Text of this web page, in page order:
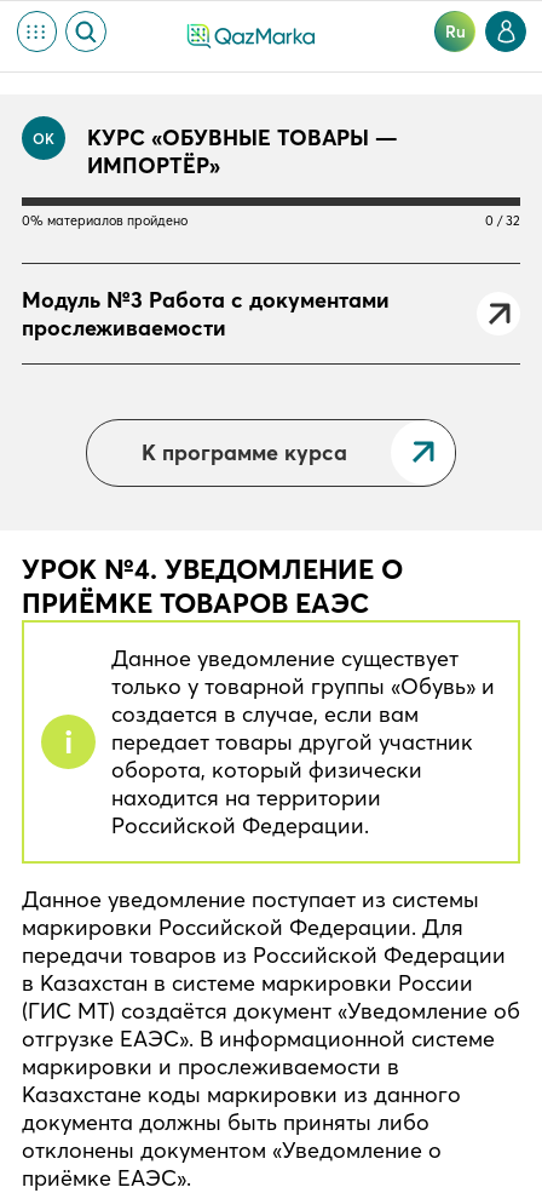
Ru
УРОК №4. УВЕДОМЛЕНИЕ О
ПРИЁМКЕ ТОВАРОВ ЕАЭС
Данное уведомление существует
только у товарной группы «Обувь» и
создается в случае, если вам
передает товары другой участник
оборота, который физически
находится на территории
Российской Федерации.
Данное уведомление поступает из системы
маркировки Российской Федерации. Для
передачи товаров из Российской Федерации
в Казахстан в системе маркировки России
(ГИС МТ) создаётся документ «Уведомление об
отгрузке ЕАЭС». В информационной системе
маркировки и прослеживаемости в
Казахстане коды маркировки из данного
документа должны быть приняты либо
отклонены документом «Уведомление о
приёмке ЕАЭС».
ОК
КУРС «ОБУВНЫЕ ТОВАРЫ —
ИМПОРТЁР»
0% материалов пройдено 0 / 32
Модуль №3 Работа с документами
прослеживаемости
К программе курса